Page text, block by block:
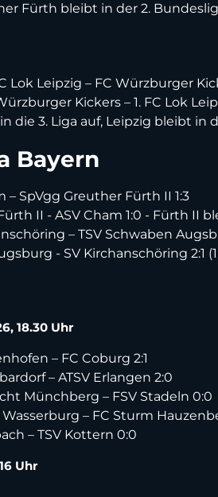
Fürth bleibt in der 2.
Lok Leipzig – FC Würzburger
Kickers – 1. FC Lok
die 3. Liga auf, Leipzig bleibt in
Bayern
– SpVgg Greuther Fürth II 1:3
II - ASV Cham 1:0 - Fürth II
– TSV Schwaben
- SV Kirchanschöring 2:1
18.30 Uhr
– FC Coburg 2:1
– ATSV Erlangen 2:0
Münchberg – FSV Stadeln 0:0
Wasserburg – FC Sturm
– TSV Kottern 0:0
Uhr